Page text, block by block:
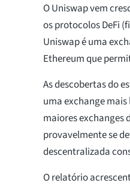
O Uniswap vem
os protocolos DeFi
Uniswap é uma
Ethereum que
As descobertas do
uma exchange mais
maiores exchanges
provavelmente se
descentralizada
O relatório